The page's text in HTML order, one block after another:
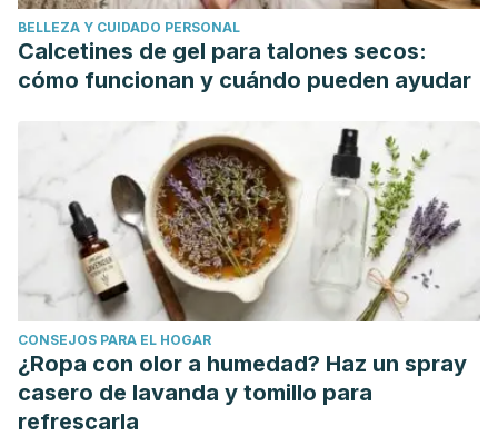
Influence of administration and gender. Indian Journal of
Pharmacology. https://doi.org/10.4103/0253-7613.93846
Kumar, A., Garg, R., & Prakash, A. K. (2010). Effect of St.
John’s Wort (Hypericum perforatum) treatment on restraint
stress-induced behavioral and biochemical alteration in
mice. BMC Complementary and Alternative Medicine.
https://doi.org/10.1186/1472-6882-10-18
Lee, S., & Rhee, D. K. (2017). Effects of ginseng on stress-
related depression, anxiety, and the hypothalamic–
pituitary–adrenal axis. Journal of Ginseng Research.
https://doi.org/10.1016/j.jgr.2017.01.010
Singh, O., Khanam, Z., Misra, N., & Srivastava, M. (2011).
Chamomile (Matricaria chamomilla L.): An overview.
Pharmacognosy Reviews. https://doi.org/10.4103/0973-
BELLEZA Y CUIDADO PERSONAL
Calcetines de gel para talones secos:
cómo funcionan y cuándo pueden ayudar
CONSEJOS PARA EL HOGAR
¿Ropa con olor a humedad? Haz un spray
casero de lavanda y tomillo para
refrescarla